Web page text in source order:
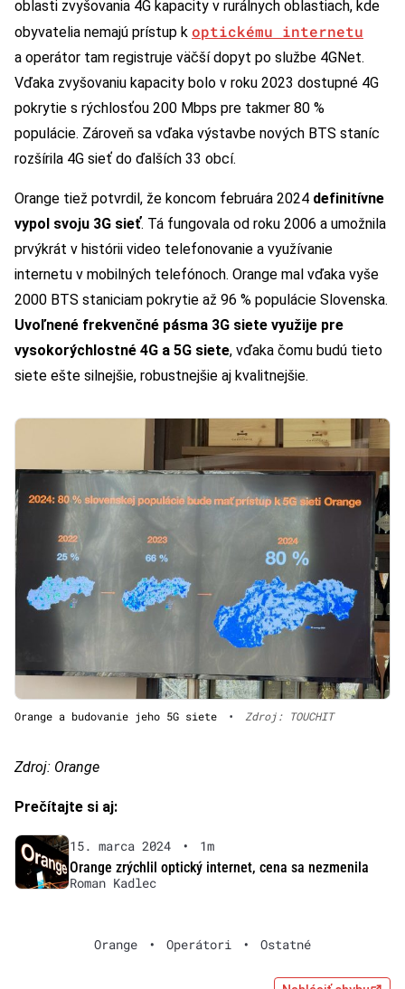
oblasti zvyšovania 4G kapacity v rurálnych oblastiach, kde
obyvatelia nemajú prístup k optickému internetu
a operátor tam registruje väčší dopyt po službe 4GNet.
Vďaka zvyšovaniu kapacity bolo v roku 2023 dostupné 4G
pokrytie s rýchlosťou 200 Mbps pre takmer 80 %
populácie. Zároveň sa vďaka výstavbe nových BTS staníc
rozšírila 4G sieť do ďalších 33 obcí.
Orange tiež potvrdil, že koncom februára 2024 definitívne
vypol svoju 3G sieť. Tá fungovala od roku 2006 a umožnila
prvýkrát v histórii video telefonovanie a využívanie
internetu v mobilných telefónoch. Orange mal vďaka vyše
2000 BTS staniciam pokrytie až 96 % populácie Slovenska.
Uvoľnené frekvenčné pásma 3G siete využije pre
vysokorýchlostné 4G a 5G siete, vďaka čomu budú tieto
siete ešte silnejšie, robustnejšie aj kvalitnejšie.
Orange a budovanie jeho 5G siete • Zdroj: TOUCHIT
Zdroj: Orange
Prečítajte si aj:
15. marca 2024 •
1m
Orange zrýchlil optický internet, cena sa nezmenila
Roman Kadlec
Orange • Operátori • Ostatné